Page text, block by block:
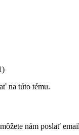
na túto tému.
nám poslať